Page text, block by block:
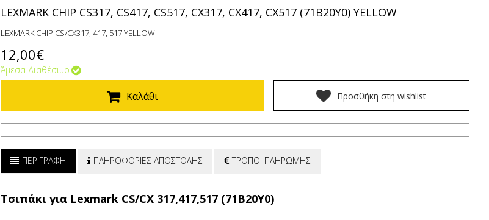
LEXMARK CHIP CS317, CS417, CS517, CX317, CX417, CX517 (71B20Y0) YELLOW
LEXMARK CHIP CS/CX317, 417, 517 YELLOW
12,00€
Άμεσα Διαθέσιμο
Καλάθι Προσθήκη στη wishlist
ΠΕΡΙΓΡΑΦΗ ΠΛΗΡΟΦΟΡΙΕΣ ΑΠΟΣΤΟΛΗΣ ΤΡΟΠΟΙ ΠΛΗΡΩΜΗΣ
Τσιπάκι για Lexmark CS/CX 317,417,517 (71B20Y0)